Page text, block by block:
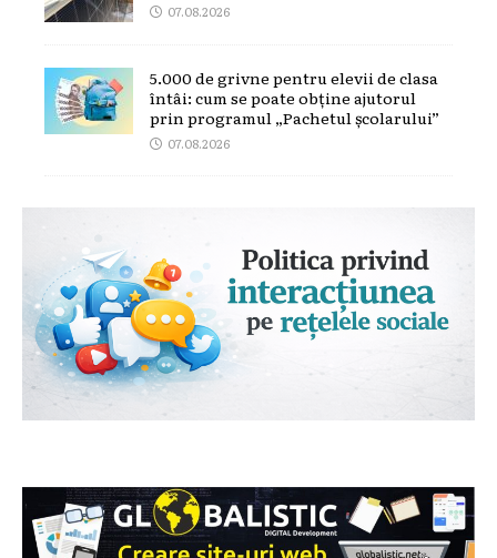
07.08.2026
5.000 de grivne pentru elevii de clasa
întâi: cum se poate obține ajutorul
prin programul „Pachetul școlarului”
07.08.2026